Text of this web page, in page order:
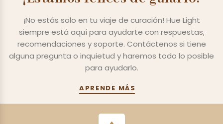
¡No estás solo en tu viaje de curación! Hue Light
siempre está aquí para ayudarte con respuestas,
recomendaciones y soporte. Contáctenos si tiene
alguna pregunta o inquietud y haremos todo lo posible
para ayudarlo.
APRENDE MÁS